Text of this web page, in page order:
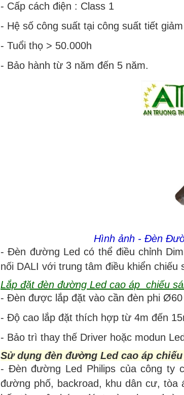
- Cấp cách điện : Class 1
- Hệ số công suất tại công suất tiết
- Tuổi thọ > 50.000h
- Bảo hành từ 3 năm đến 5 năm.
Hình ảnh - Đèn
- Đèn đường Led có thể điều chỉnh
nối DALI với trung tâm điều khiển chiếu
Lắp đặt đèn đường Led cao áp chiếu
- Đèn được lắp đặt vào cần đèn phi
- Độ cao lắp đặt thích hợp từ 4m đến
- Bảo trì thay thế Driver hoặc modun
Sử dụng đèn đường Led cao áp
- Đèn đường Led Philips của công ty
đường phố, backroad, khu dân cư,